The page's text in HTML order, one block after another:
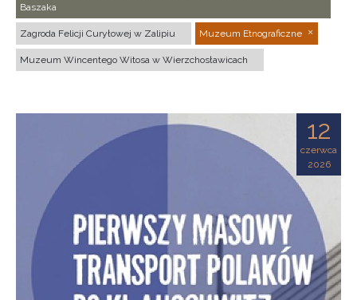
Baszaka
Zagroda Felicji Curyłowej w Zalipiu Muzeum Etnograficzne
Muzeum Wincentego Witosa w Wierzchosławicach
12
czerwca
2026